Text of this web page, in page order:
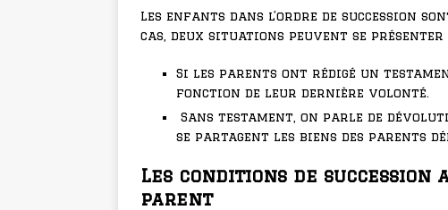
Les enfants dans l’ordre de succession
cas, deux situations peuvent se
Si les parents ont rédigé un
fonction de leur dernière volonté.
Sans testament, on parle de
se partagent les biens des parents
Les conditions de succession
parent